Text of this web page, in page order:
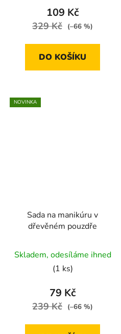
109 Kč
329 Kč (–66 %)
DO KOŠÍKU
NOVINKA
Sada na manikúru v
dřevěném pouzdře
Skladem, odesíláme ihned
(1 ks)
79 Kč
239 Kč (–66 %)